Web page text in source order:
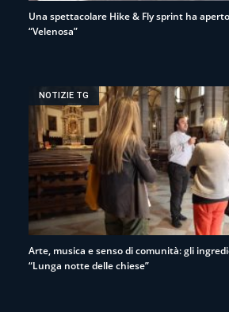
Una spettacolare Hike & Fly sprint ha
“Velenosa”
NOTIZIE TG
Arte, musica e senso di comunità: gli
“Lunga notte delle chiese”